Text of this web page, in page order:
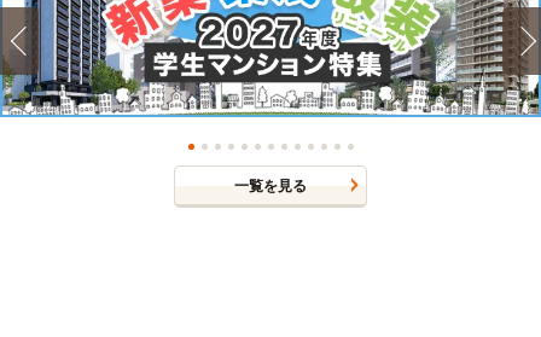
一覧を見る